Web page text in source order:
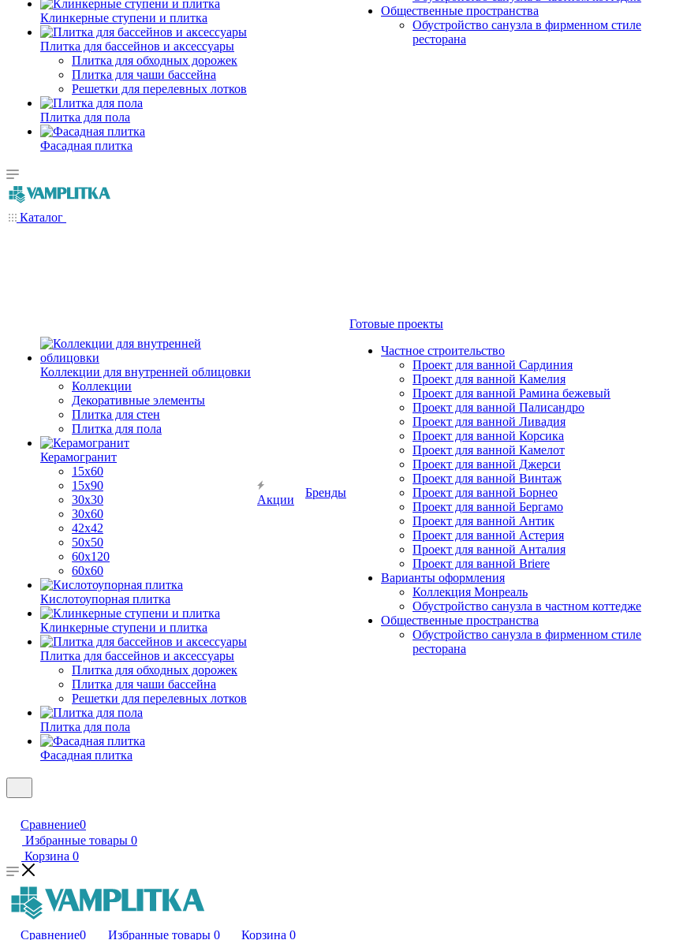
Клинкерные ступени и плитка
Плитка для бассейнов и аксессуары
Плитка для обходных дорожек
Плитка для чаши бассейна
Решетки для перелевных лотков
Плитка для пола
Фасадная плитка
Общественные пространства
Обустройство санузла в фирменном стиле
ресторана
Каталог
Коллекции для внутренней облицовки
Коллекции
Декоративные элементы
Плитка для стен
Плитка для пола
Керамогранит
15х60
15x90
30х30
30х60
42х42
50х50
60х120
60х60
Кислотоупорная плитка
Клинкерные ступени и плитка
Плитка для бассейнов и аксессуары
Плитка для обходных дорожек
Плитка для чаши бассейна
Решетки для перелевных лотков
Плитка для пола
Фасадная плитка
Акции
Бренды
Готовые проекты
Частное строительство
Проект для ванной Сардиния
Проект для ванной Камелия
Проект для ванной Рамина бежевый
Проект для ванной Палисандро
Проект для ванной Ливадия
Проект для ванной Корсика
Проект для ванной Камелот
Проект для ванной Джерси
Проект для ванной Винтаж
Проект для ванной Борнео
Проект для ванной Бергамо
Проект для ванной Антик
Проект для ванной Астерия
Проект для ванной Анталия
Проект для ванной Briere
Варианты оформления
Коллекция Монреаль
Обустройство санузла в частном коттедже
Общественные пространства
Обустройство санузла в фирменном стиле
ресторана
Сравнение0
Избранные товары 0
Корзина 0
Сравнение0 Избранные товары 0 Корзина 0